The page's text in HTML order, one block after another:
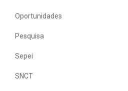
Oportunidades
Pesquisa
Sepei
SNCT